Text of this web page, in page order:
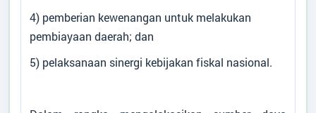
4) pemberian kewenangan untuk melakukan
pembiayaan daerah; dan
5) pelaksanaan sinergi kebijakan fiskal nasional.